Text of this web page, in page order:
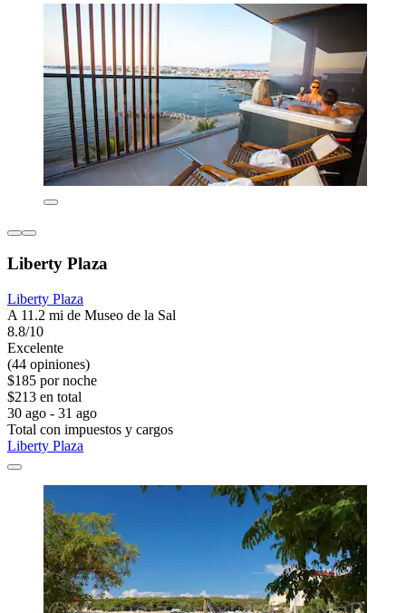
Liberty Plaza
Liberty Plaza
A 11.2 mi de Museo de la Sal
8.8/10
Excelente
(44 opiniones)
$185 por noche
$213 en total
30 ago - 31 ago
Total con impuestos y cargos
Liberty Plaza